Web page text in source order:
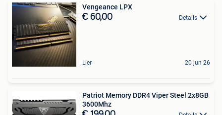
Vengeance LPX
€ 60,00 Details
Lier 20 jun 26
Patriot Memory DDR4 Viper Steel 2x8GB
3600Mhz